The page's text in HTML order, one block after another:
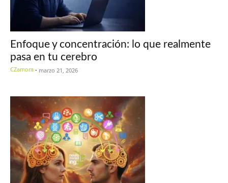
Enfoque y concentración: lo que realmente
pasa en tu cerebro
CZamora - marzo 21, 2026